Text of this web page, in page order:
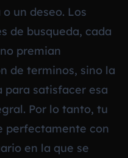
un deseo. Los
de busqueda, cada
premian
de terminos, sino la
para satisfacer esa
Por lo tanto, tu
perfectamente con
en la que se